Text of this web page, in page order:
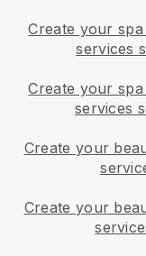
Create your
services
Create your
services
Create your
Create your